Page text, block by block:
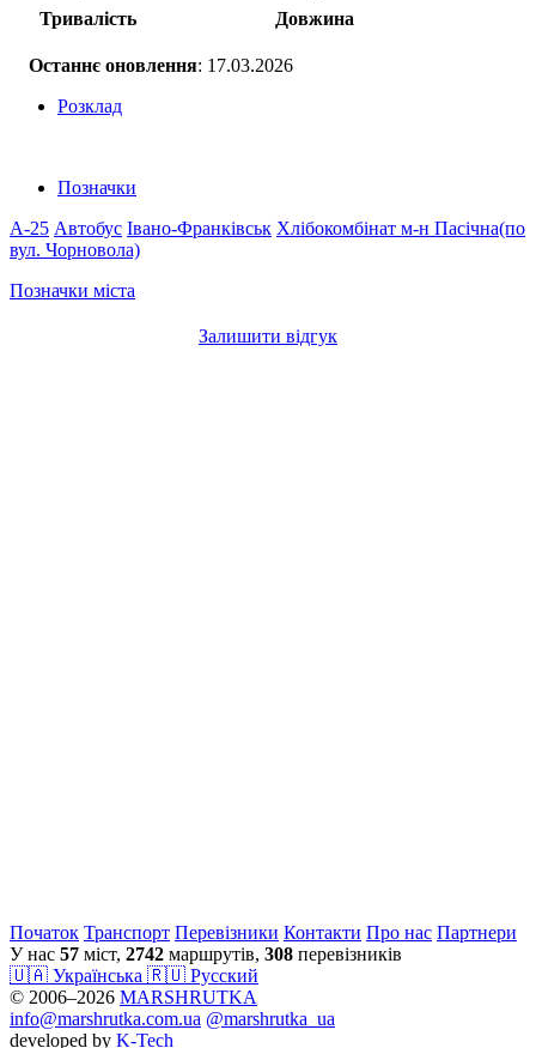
Тривалість
Довжина
Останнє оновлення: 17.03.2026
Розклад
Позначки
A-25 Автобус Івано-Франківськ Хлібокомбінат м-н Пасічна(по
вул. Чорновола)
Позначки міста
Залишити відгук
Початок Транспорт Перевiзники Контакти Про нас Партнери
У нас 57 міст, 2742 маршрутів, 308 перевізників
🇺🇦 Українська 🇷🇺 Русский
© 2006–2026 MARSHRUTKA
info@marshrutka.com.ua @marshrutka_ua
developed by K-Tech